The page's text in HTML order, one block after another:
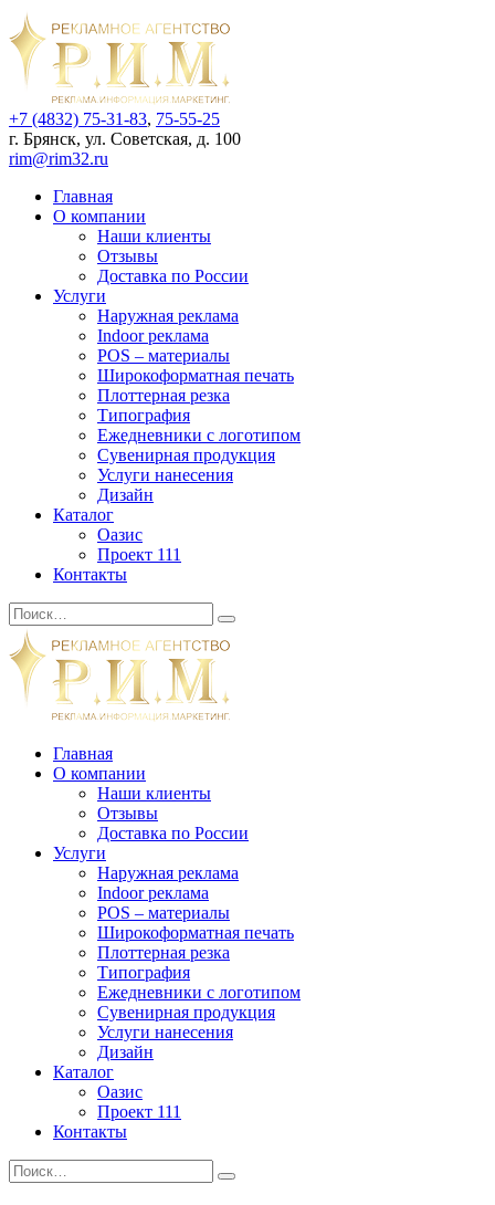
+7 (4832) 75-31-83, 75-55-25
г. Брянск, ул. Советская, д. 100
rim@rim32.ru
Главная
О компании
Наши клиенты
Отзывы
Доставка по России
Услуги
Наружная реклама
Indoor реклама
POS – материалы
Широкоформатная печать
Плоттерная резка
Типография
Ежедневники с логотипом
Сувенирная продукция
Услуги нанесения
Дизайн
Каталог
Оазис
Проект 111
Контакты
Главная
О компании
Наши клиенты
Отзывы
Доставка по России
Услуги
Наружная реклама
Indoor реклама
POS – материалы
Широкоформатная печать
Плоттерная резка
Типография
Ежедневники с логотипом
Сувенирная продукция
Услуги нанесения
Дизайн
Каталог
Оазис
Проект 111
Контакты